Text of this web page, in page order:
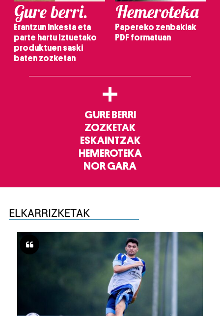
Gure berri.
Erantzun inkesta eta
parte hartu Iztuetako
produktuen saski
baten zozketan
Hemeroteka
Papereko zenbakiak
PDF formatuan
+
GURE BERRI
ZOZKETAK
ESKAINTZAK
HEMEROTEKA
NOR GARA
ELKARRIZKETAK